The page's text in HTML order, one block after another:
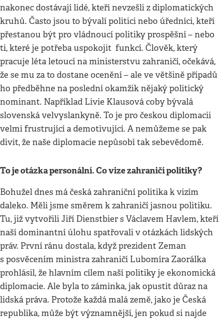
nakonec dostávají lidé, kteří nevzešli z diplomatických
kruhů. Často jsou to bývalí politici nebo úředníci, kteří
přestanou být pro vládnoucí politiky prospěšní – nebo
ti, které je potřeba uspokojit funkcí. Člověk, který
pracuje léta letoucí na ministerstvu zahraničí, očekává,
že se mu za to dostane ocenění – ale ve většině případů
ho předběhne na poslední okamžik nějaký politický
nominant. Například Livie Klausová coby bývalá
slovenská velvyslankyně. To je pro českou diplomacii
velmi frustrující a demotivující. A nemůžeme se pak
divit, že naše diplomacie nepůsobí tak sebevědomě.
To je otázka personální. Co vize zahraničí politiky?
Bohužel dnes má česká zahraniční politika k vizím
daleko. Měli jsme směrem k zahraničí jasnou politiku.
Tu, již vytvořili Jiří Dienstbier s Václavem Havlem, kteří
naší dominantní úlohu spatřovali v otázkách lidských
práv. První ránu dostala, když prezident Zeman
s posvěcením ministra zahraničí Lubomíra Zaorálka
prohlásil, že hlavním cílem naší politiky je ekonomická
diplomacie. Ale byla to záminka, jak opustit důraz na
lidská práva. Protože každá malá země, jako je Česká
republika, může být významnější, jen pokud si najde